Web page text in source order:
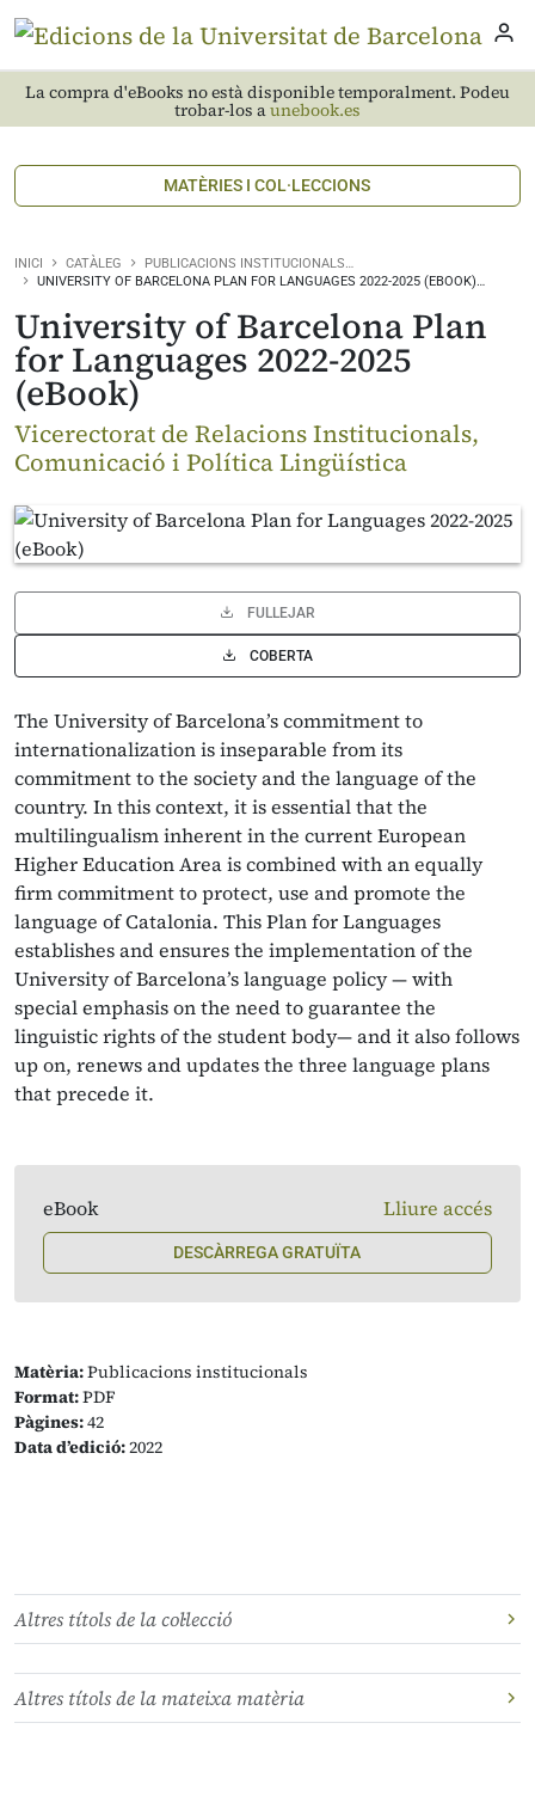
La compra d'eBooks no està disponible temporalment. Podeu
trobar-los aunebook.es
MATÈRIES I COL·LECCIONS
INICI CATÀLEG
PUBLICACIONS INSTITUCIONALS…
UNIVERSITY OF BARCELONA PLAN FOR LANGUAGES 2022-2025 (EBOOK)…
University of Barcelona Plan
for Languages 2022-2025
(eBook)
Vicerectorat de Relacions Institucionals,
Comunicació i Política Lingüística
FULLEJAR
COBERTA
The University of Barcelona’s commitment to
internationalization is inseparable from its
commitment to the society and the language of the
country. In this context, it is essential that the
multilingualism inherent in the current European
Higher Education Area is combined with an equally
firm commitment to protect, use and promote the
language of Catalonia. This Plan for Languages
establishes and ensures the implementation of the
University of Barcelona’s language policy — with
special emphasis on the need to guarantee the
linguistic rights of the student body— and it also follows
up on, renews and updates the three language plans
that precede it.
Matèria:Publicacions institucionals
Format:PDF
Pàgines:42
Data d’edició:2022
eBook Lliure accés
DESCÀRREGA GRATUÏTA
Altres títols de la col·lecció
Altres títols de la mateixa matèria